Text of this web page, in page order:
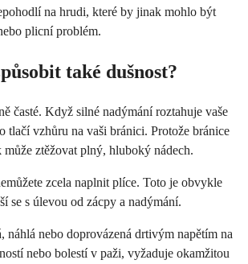
na hrudi, které by jinak mohlo být
plicní problém.
také dušnost?
časté. Když silné nadýmání roztahuje vaše
tlačí vzhůru na vaši bránici. Protože bránice
ztěžovat plný, hluboký nádech.
zcela naplnit plíce. Toto je obvykle
se s úlevou od zácpy a nadýmání.
náhlá nebo doprovázená drtivým napětím na
nebo bolestí v paži, vyžaduje okamžitou